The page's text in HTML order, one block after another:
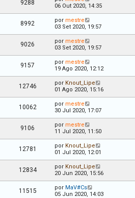
9288
06 Out 2020, 14:35
8992 por mestre
03 Set 2020, 19:57
9026 por mestre
03 Set 2020, 19:57
9157 por mestre
19 Ago 2020, 12:12
12746 por Knout_Lipe
01 Ago 2020, 15:16
10062 por mestre
30 Jul 2020, 17:07
9106 por mestre
11 Jul 2020, 11:50
12781 por Knout_Lipe
01 Jul 2020, 12:01
12834 por Knout_Lipe
20 Jun 2020, 15:56
11515 por MaV#Cs
05 Jun 2020, 14:03